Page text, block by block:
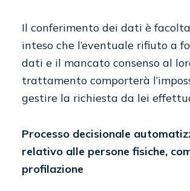
Il conferimento dei dati è
inteso che l’eventuale rifiuto a
dati e il mancato consenso al
trattamento comporterà
gestire la richiesta da lei
Processo decisionale
relativo alle persone fisiche,
profilazione